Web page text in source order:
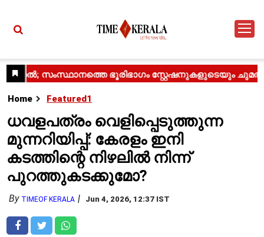
Home Featured1
ധവളപത്രം വെളിപ്പെടുത്തുന്ന
മുന്നറിയിപ്പ്: കേരളം ഇനി
കടത്തിന്റെ നിഴലിൽ നിന്ന്
പുറത്തുകടക്കുമോ?
By TIMEOF KERALA Jun 4, 2026, 12:37 IST